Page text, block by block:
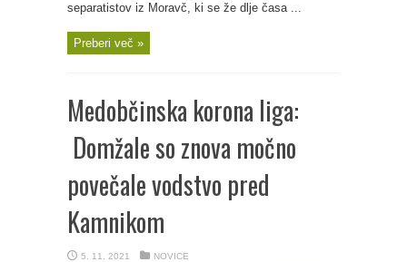
separatistov iz Moravč, ki se že dlje časa ...
Preberi več »
Medobčinska korona liga:
Domžale so znova močno
povečale vodstvo pred
Kamnikom
5. 11. 2021 NOVICE